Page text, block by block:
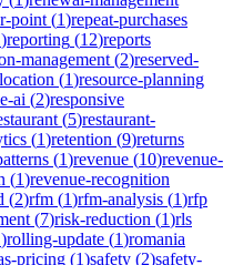
point (1)repeat-purchases
)reporting (12)reports
management (2)reserved-
(1)resource-planning
ai (2)responsive
(5)restaurant-
(1)retention (9)returns
(1)revenue (10)revenue-
(1)revenue-recognition
(2)rfm (1)rfm-analysis (1)rfp
(7)risk-reduction (1)rls
)rolling-update (1)romania
pricing (1)safety (2)safety-